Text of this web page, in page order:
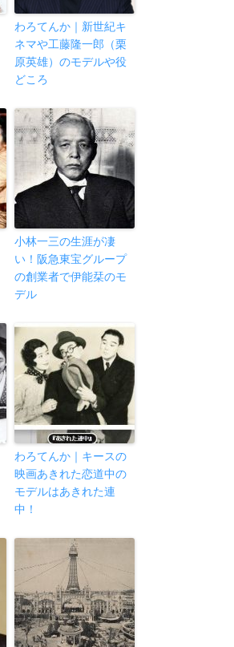
わろてんか｜新世紀キ
ネマや工藤隆一郎（栗
原英雄）のモデルや役
どころ
小林一三の生涯が凄
い！阪急東宝グループ
の創業者で伊能栞のモ
デル
わろてんか｜キースの
映画あきれた恋道中の
モデルはあきれた連
中！